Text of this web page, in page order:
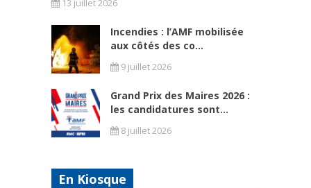
13 juillet 2026
Incendies : l’AMF mobilisée
aux côtés des co...
9 juillet 2026
Grand Prix des Maires 2026 :
les candidatures sont...
8 juillet 2026
En Kiosque